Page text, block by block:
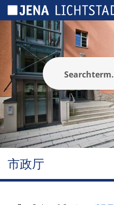
市政厅
Cookies management panel